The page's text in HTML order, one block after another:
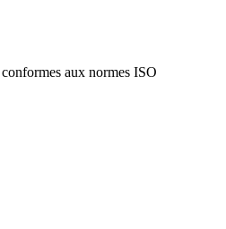
aux normes ISO